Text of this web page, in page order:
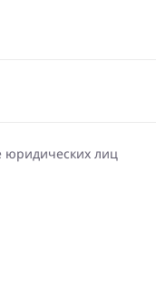
юридических лиц